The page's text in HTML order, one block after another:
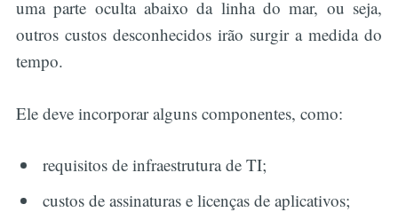
uma parte oculta abaixo da linha do mar, ou seja,
outros custos desconhecidos irão surgir a medida do
tempo.
Ele deve incorporar alguns componentes, como:
requisitos de infraestrutura de TI;
custos de assinaturas e licenças de aplicativos;